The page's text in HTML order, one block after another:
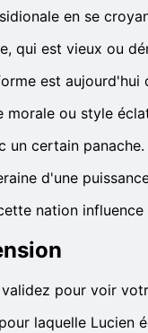
en se
qui est vieux ou
est aujourd'hui
morale ou style
un certain panache.
d'une
nation influence
pour voir
laquelle Lucien